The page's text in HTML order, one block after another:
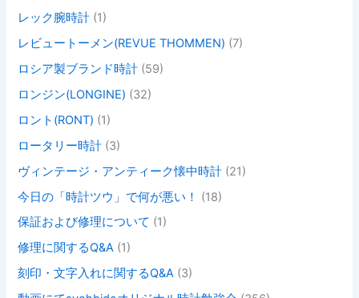
レック腕時計 (1)
レビュートーメン(REVUE THOMMEN) (7)
ロシア製ブランド時計 (59)
ロンジン(LONGINE) (32)
ロント(RONT) (1)
ロータリー時計 (3)
ヴィンテージ・アンティーク懐中時計 (21)
今日の「時計ツウ」で何が悪い！
(18)
保証および修理について (1)
修理に関するQ&A (1)
刻印・文字入れに関するQ&A (3)